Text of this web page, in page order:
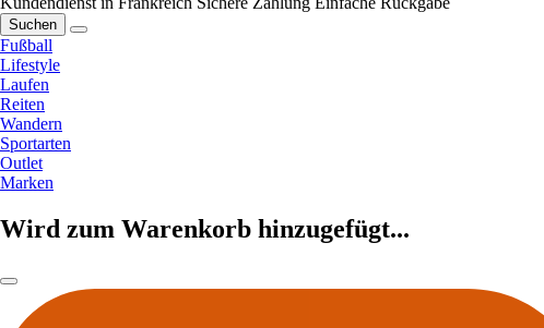
Suchen
Fußball
Lifestyle
Laufen
Reiten
Wandern
Sportarten
Outlet
Marken
Wird zum Warenkorb hinzugefügt...